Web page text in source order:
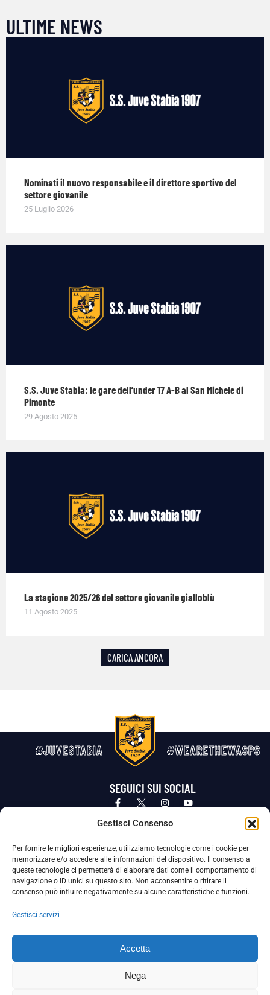
Gestisci Consenso
Per fornire le migliori esperienze, utilizziamo tecnologie come i cookie per
memorizzare e/o accedere alle informazioni del dispositivo. Il consenso a
queste tecnologie ci permetterà di elaborare dati come il comportamento di
navigazione o ID unici su questo sito. Non acconsentire o ritirare il
consenso può influire negativamente su alcune caratteristiche e funzioni.
Gestisci servizi
Accetta
Nega
ULTIME NEWS
Nominati il nuovo responsabile e il direttore sportivo del
settore giovanile
25 Luglio 2026
S.S. Juve Stabia: le gare dell’under 17 A-B al San Michele di
Pimonte
29 Agosto 2025
La stagione 2025/26 del settore giovanile gialloblù
11 Agosto 2025
CARICA ANCORA
#JUVESTABIA #WEARETHEWASPS
SEGUICI SUI SOCIAL
Privacy Policy Cookie Policy
La Società ha nominato il Responsabile della Protezione dei Dati Personali (DPO), figura specializzata che vigila sulle modalità
adottate dalla nostra Società per tutelare i Suoi dati personali.
Per contattare il DPO può scrivere a
La Società ha inoltre adottato un proprio Codice Etico, consultabile al seguente link: